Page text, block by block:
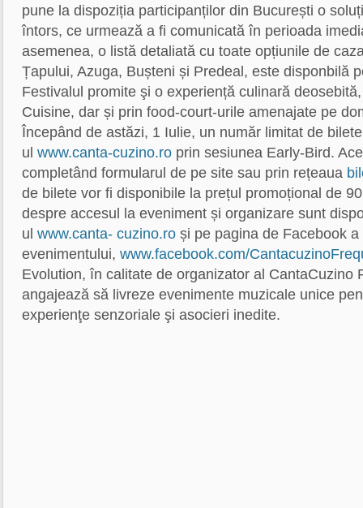
pune la dispoziția participanților din București o
întors, ce urmează a fi comunicată în perioada
asemenea, o listă detaliată cu toate opțiunile de
Țapului, Azuga, Bușteni și Predeal, este disponbilă
Festivalul promite şi o experiență culinară
Cuisine, dar și prin food-court-urile amenajate pe
Începând de astăzi, 1 Iulie, un număr limitat de
ul www.canta-cuzino.ro prin sesiunea Early-Bird.
completând formularul de pe site sau prin rețeaua
de bilete vor fi disponibile la prețul promoțional de
despre accesul la eveniment și organizare sunt
ul www.canta- cuzino.ro și pe pagina de Facebook a
evenimentului, www.facebook.com/
Evolution, în calitate de organizator al CantaCuzino
angajează să livreze evenimente muzicale unice
experienţe senzoriale şi asocieri inedite.